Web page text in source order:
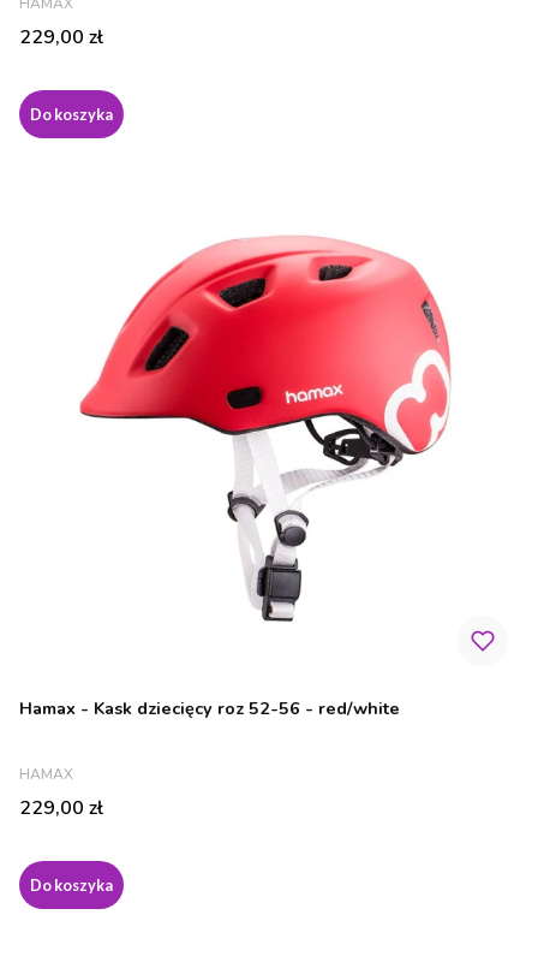
Cena
229,00 zł
Do koszyka
Hamax - Kask dziecięcy roz 52-56 - red/white
PRODUCENT
HAMAX
Cena
229,00 zł
Do koszyka